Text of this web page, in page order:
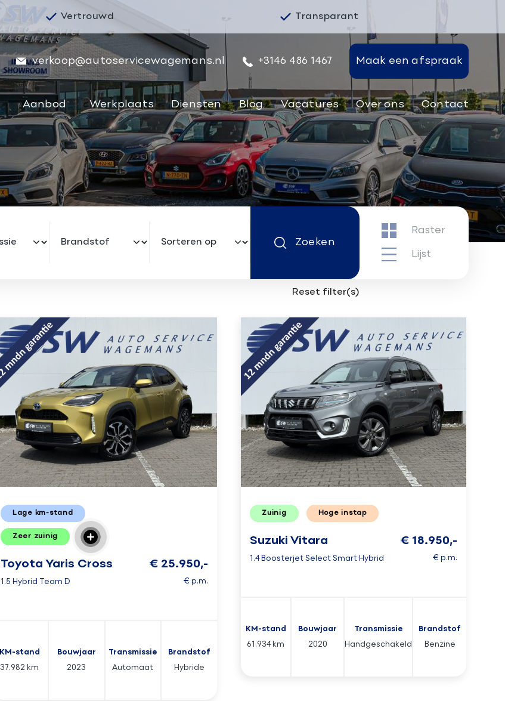
Vertrouwd Transparant
verkoop@autoservicewagemans.nl +3146 486 1467 Maak een afspraak
Aanbod Werkplaats Diensten Blog Vacatures Over ons Contact
Zoeken
Reset filter(s)
Raster
Lijst
Lage km-stand
Zeer zuinig
Toyota Yaris Cross
1.5 Hybrid Team D
€ 25.950,-
€ p.m.
KM-stand
37.982 km
Bouwjaar
2023
Transmissie
Automaat
Brandstof
Hybride
Zuinig Hoge instap
Suzuki Vitara
1.4 Boosterjet Select Smart Hybrid
€ 18.950,-
€ p.m.
KM-stand
61.934 km
Bouwjaar
2020
Transmissie
Handgeschakeld
Brandstof
Benzine